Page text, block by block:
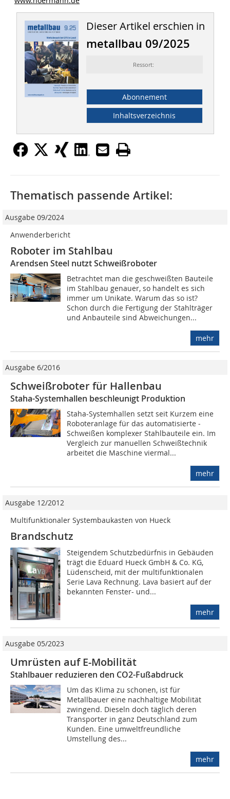
Dieser Artikel erschien in
metallbau 09/2025
Ressort:
Abonnement
Inhaltsverzeichnis
Thematisch passende Artikel:
Ausgabe 09/2024
Anwenderbericht
Roboter im Stahlbau
Arendsen Steel nutzt Schweißroboter
Betrachtet man die geschweißten Bauteile
im Stahlbau genauer, so handelt es sich
immer um Unikate. Warum das so ist?
Schon durch die Fertigung der Stahlträger
und Anbauteile sind Abweichungen...
mehr
Ausgabe 6/2016
Schweißroboter für Hallenbau
Staha-Systemhallen beschleunigt Produktion
Staha-System­hallen setzt seit Kurzem eine
Roboteranlage für das automatisierte ­
Schweißen komplexer Stahlbauteile ein. Im
Vergleich zur manuellen Schweiß­technik
arbeitet die Maschine viermal...
mehr
Ausgabe 12/2012
Multifunktionaler Systembaukasten von Hueck
Brandschutz
Steigendem Schutzbedürfnis in Gebäuden
trägt die Eduard Hueck GmbH & Co. KG,
Lüdenscheid, mit der multifunktionalen
Serie Lava Rechnung. Lava basiert auf der
bekannten Fenster- und...
mehr
Ausgabe 05/2023
Umrüsten auf E-Mobilität
Stahlbauer reduzieren den CO2-Fußabdruck
Um das Klima zu schonen, ist für
Metallbauer eine nachhaltige Mobilität
zwingend. Dieseln doch täglich deren
Transporter in ganz Deutschland zum
Kunden. Eine umweltfreundliche
Umstellung des...
mehr